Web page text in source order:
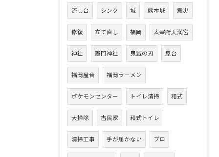
流し台 シンク 城 熊本城 震災
修復 立て直し 福岡 太宰府天満宮
神社 竈門神社 鬼滅の刃 屋台
福岡屋台 福岡ラーメン
ポケモンセンター トイレ清掃 和式
大掃除 古民家 和式トイレ
清掃工事 手が届かない プロ